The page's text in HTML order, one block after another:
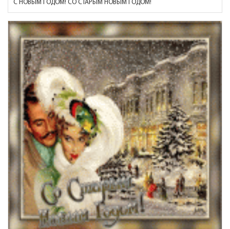
С НОВЫМ ГОДОМ! СО СТАРЫМ НОВЫМ ГОДОМ!